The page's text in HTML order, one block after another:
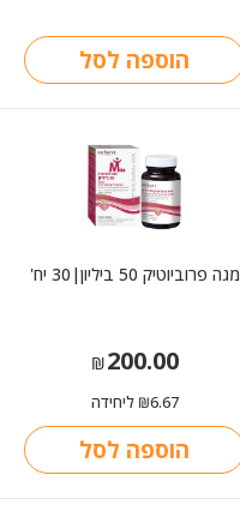
הוספה לסל
מגה פרוביוטיק 50 ביליון|30 יח'
₪200.00
₪6.67 ליחידה
הוספה לסל